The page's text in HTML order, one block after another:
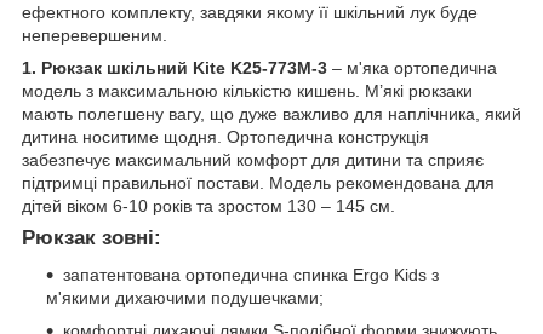
ефектного комплекту, завдяки якому її шкільний лук буде
неперевершеним.
1. Рюкзак шкільний Kite K25-773M-3 – м'яка ортопедична
модель з максимальною кількістю кишень. М’які рюкзаки
мають полегшену вагу, що дуже важливо для наплічника, який
дитина носитиме щодня. Ортопедична конструкція
забезпечує максимальний комфорт для дитини та сприяє
підтримці правильної постави. Модель рекомендована для
дітей віком 6-10 років та зростом 130 – 145 см.
Рюкзак зовні:
запатентована ортопедична спинка Ergo Kids з
м'якими дихаючими подушечками;
комфортні дихаючі лямки S-подібної форми знижують